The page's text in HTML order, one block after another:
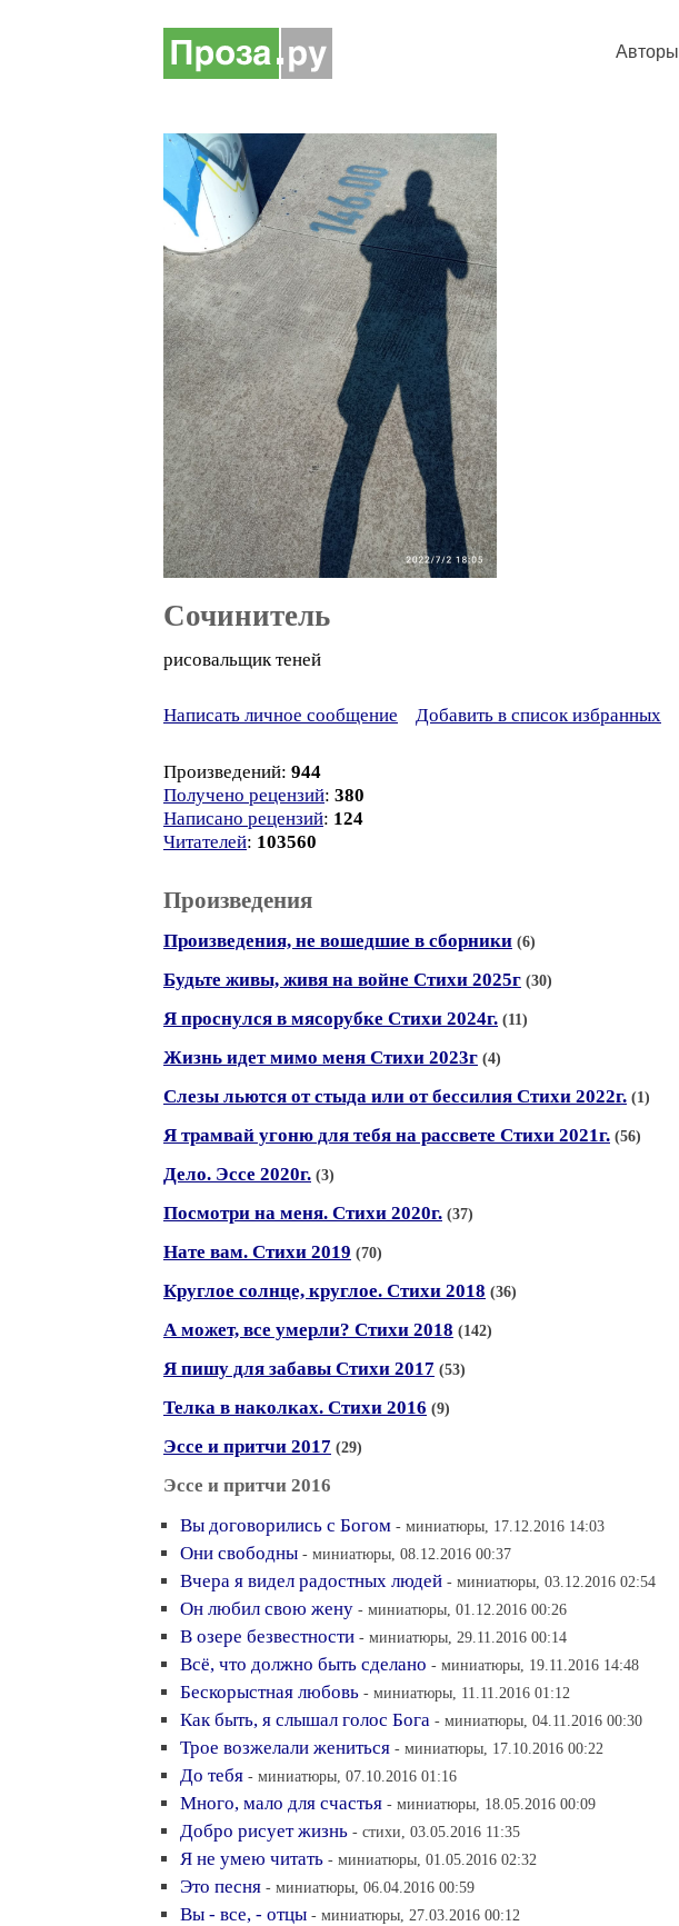
Авторы
Сочинитель
рисовальщик теней
Написать личное сообщение Добавить в список избранных
Произведений: 944
Получено рецензий: 380
Написано рецензий: 124
Читателей: 103560
Произведения
Произведения, не вошедшие в сборники (6)
Будьте живы, живя на войне Стихи 2025г (30)
Я проснулся в мясорубке Стихи 2024г. (11)
Жизнь идет мимо меня Стихи 2023г (4)
Слезы льются от стыда или от бессилия Стихи 2022г. (1)
Я трамвай угоню для тебя на рассвете Стихи 2021г. (56)
Дело. Эссе 2020г. (3)
Посмотри на меня. Стихи 2020г. (37)
Нате вам. Стихи 2019 (70)
Круглое солнце, круглое. Стихи 2018 (36)
А может, все умерли? Стихи 2018 (142)
Я пишу для забавы Стихи 2017 (53)
Телка в наколках. Стихи 2016 (9)
Эссе и притчи 2017 (29)
Эссе и притчи 2016
Вы договорились с Богом - миниатюры, 17.12.2016 14:03
Они свободны - миниатюры, 08.12.2016 00:37
Вчера я видел радостных людей - миниатюры, 03.12.2016 02:54
Он любил свою жену - миниатюры, 01.12.2016 00:26
В озере безвестности - миниатюры, 29.11.2016 00:14
Всё, что должно быть сделано - миниатюры, 19.11.2016 14:48
Бескорыстная любовь - миниатюры, 11.11.2016 01:12
Как быть, я слышал голос Бога - миниатюры, 04.11.2016 00:30
Трое возжелали жениться - миниатюры, 17.10.2016 00:22
До тебя - миниатюры, 07.10.2016 01:16
Много, мало для счастья - миниатюры, 18.05.2016 00:09
Добро рисует жизнь - стихи, 03.05.2016 11:35
Я не умею читать - миниатюры, 01.05.2016 02:32
Это песня - миниатюры, 06.04.2016 00:59
Вы - все, - отцы - миниатюры, 27.03.2016 00:12